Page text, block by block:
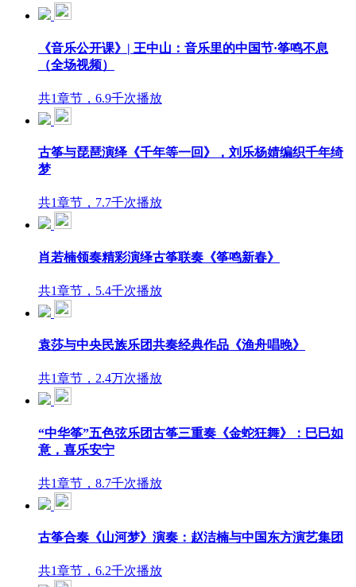
《音乐公开课》| 王中山：音乐里的中国节·筝鸣不息
（全场视频）
共1章节，6.9千次播放
古筝与琵琶演绎《千年等一回》，刘乐杨婧编织千年绮
梦
共1章节，7.7千次播放
肖若楠领奏精彩演绎古筝联奏《筝鸣新春》
共1章节，5.4千次播放
袁莎与中央民族乐团共奏经典作品《渔舟唱晚》
共1章节，2.4万次播放
“中华筝”五色弦乐团古筝三重奏《金蛇狂舞》：巳巳如
意，喜乐安宁
共1章节，8.7千次播放
古筝合奏《山河梦》演奏：赵洁楠与中国东方演艺集团
共1章节，6.2千次播放